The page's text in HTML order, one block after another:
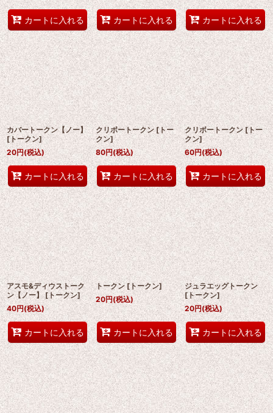
カートに入れる カートに入れる カートに入れる
カバートークン【ノー】
[トークン]
20円(税込)
カートに入れる
クリボートークン [トー
クン]
80円(税込)
カートに入れる
クリボートークン [トー
クン]
60円(税込)
カートに入れる
アスモ&ディウストーク
ン【ノー】 [トークン]
40円(税込)
カートに入れる
トークン [トークン]
20円(税込)
カートに入れる
ジュラエッグトークン
[トークン]
20円(税込)
カートに入れる